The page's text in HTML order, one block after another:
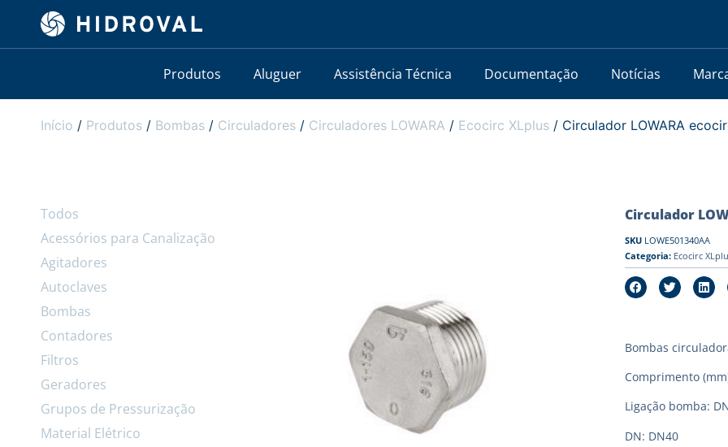
Produtos Aluguer Assistência Técnica Documentação Notícias
Início / Produtos / Bombas / Circuladores / Circuladores LOWARA / Ecocirc XLplus / Circulador LOWARA
Todos
Acessórios para Canalização
Agitadores
Autoclaves
Bombas
Contadores
Filtros
Geradores
Grupos de Pressurização
Material Elétrico
Circulador
SKU LOWE501340AA
Categoria: Ecocirc
Bombas
Comprimento
Ligação bomba:
DN: DN40